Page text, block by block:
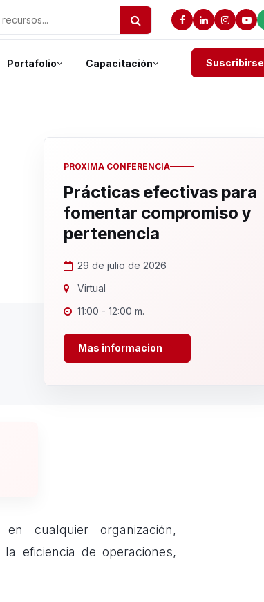
Portafolio Capacitación Suscribirse
PROXIMA CONFERENCIA
Prácticas efectivas para
fomentar compromiso y
pertenencia
29 de julio de 2026
Virtual
11:00 - 12:00 m.
Mas informacion
cualquier organización,
eficiencia de operaciones,